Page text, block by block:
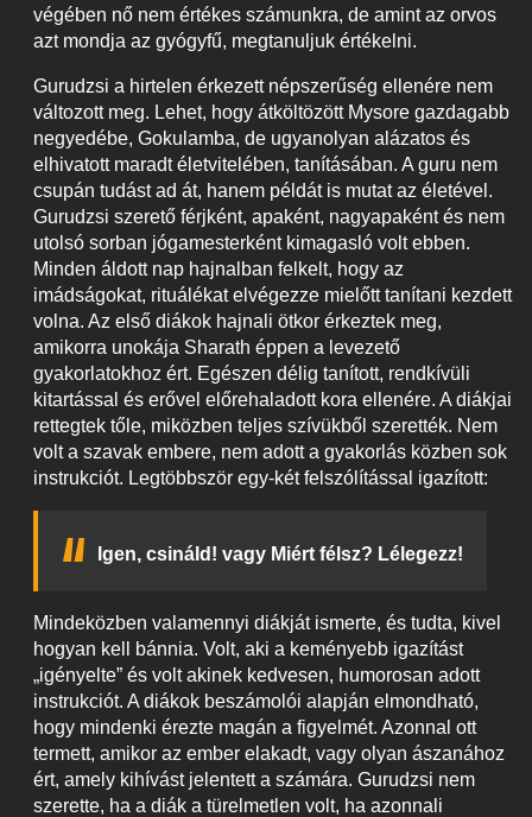
végében nő nem értékes számunkra, de amint az orvos
azt mondja az gyógyfű, megtanuljuk értékelni.
Gurudzsi a hirtelen érkezett népszerűség ellenére nem
változott meg. Lehet, hogy átköltözött Mysore gazdagabb
negyedébe, Gokulamba, de ugyanolyan alázatos és
elhivatott maradt életvitelében, tanításában. A guru nem
csupán tudást ad át, hanem példát is mutat az életével.
Gurudzsi szerető férjként, apaként, nagyapaként és nem
utolsó sorban jógamesterként kimagasló volt ebben.
Minden áldott nap hajnalban felkelt, hogy az
imádságokat, rituálékat elvégezze mielőtt tanítani kezdett
volna. Az első diákok hajnali ötkor érkeztek meg,
amikorra unokája Sharath éppen a levezető
gyakorlatokhoz ért. Egészen délig tanított, rendkívüli
kitartással és erővel előrehaladott kora ellenére. A diákjai
rettegtek tőle, miközben teljes szívükből szerették. Nem
volt a szavak embere, nem adott a gyakorlás közben sok
instrukciót. Legtöbbször egy-két felszólítással igazított:
Igen, csináld! vagy Miért félsz? Lélegezz!
Mindeközben valamennyi diákját ismerte, és tudta, kivel
hogyan kell bánnia. Volt, aki a keményebb igazítást
„igényelte” és volt akinek kedvesen, humorosan adott
instrukciót. A diákok beszámolói alapján elmondható,
hogy mindenki érezte magán a figyelmét. Azonnal ott
termett, amikor az ember elakadt, vagy olyan ászanához
ért, amely kihívást jelentett a számára. Gurudzsi nem
szerette, ha a diák a türelmetlen volt, ha azonnali